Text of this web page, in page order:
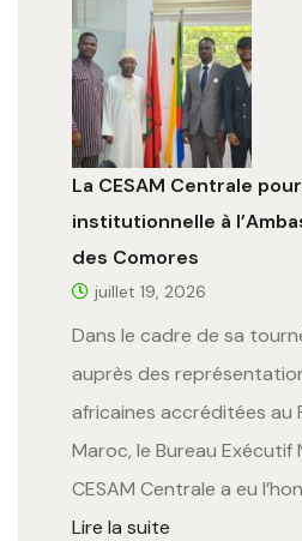
La CESAM Centrale
institutionnelle à
des Comores
juillet 19, 2026
Dans le cadre de sa
auprès des
africaines accréditées au
Maroc, le Bureau Exécutif
CESAM Centrale a eu
Lire la suite